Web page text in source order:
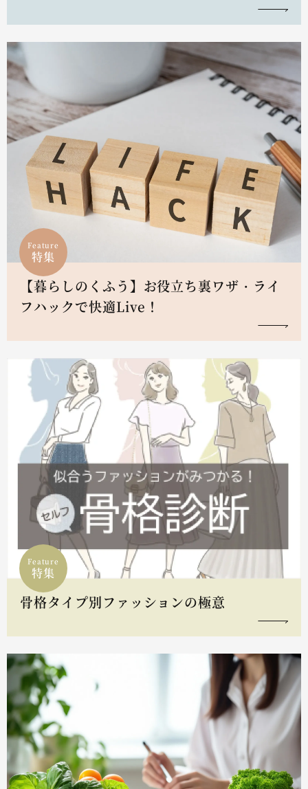
Feature
特集
【暮らしのくふう】お役立ち裏ワザ・ライ
フハックで快適Live！
Feature
特集
骨格タイプ別ファッションの極意